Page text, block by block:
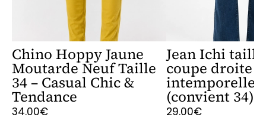
Chino Hoppy Jaune
Moutarde Neuf Taille
34 – Casual Chic &
Tendance
34.00€
Jean Ichi
coupe droite
intemporelle
(convient 34)
29.00€